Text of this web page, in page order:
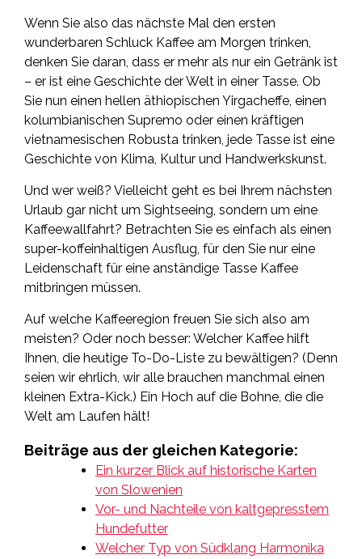
Wenn Sie also das nächste Mal den ersten
wunderbaren Schluck Kaffee am Morgen trinken,
denken Sie daran, dass er mehr als nur ein Getränk ist
– er ist eine Geschichte der Welt in einer Tasse. Ob
Sie nun einen hellen äthiopischen Yirgacheffe, einen
kolumbianischen Supremo oder einen kräftigen
vietnamesischen Robusta trinken, jede Tasse ist eine
Geschichte von Klima, Kultur und Handwerkskunst.
Und wer weiß? Vielleicht geht es bei Ihrem nächsten
Urlaub gar nicht um Sightseeing, sondern um eine
Kaffeewallfahrt? Betrachten Sie es einfach als einen
super-koffeinhaltigen Ausflug, für den Sie nur eine
Leidenschaft für eine anständige Tasse Kaffee
mitbringen müssen.
Auf welche Kaffeeregion freuen Sie sich also am
meisten? Oder noch besser: Welcher Kaffee hilft
Ihnen, die heutige To-Do-Liste zu bewältigen? (Denn
seien wir ehrlich, wir alle brauchen manchmal einen
kleinen Extra-Kick.) Ein Hoch auf die Bohne, die die
Welt am Laufen hält!
Beiträge aus der gleichen Kategorie:
Ein kurzer Blick auf historische Karten
von Slowenien
Vor- und Nachteile von kaltgepresstem
Hundefutter
Welcher Typ von Südklang Harmonika